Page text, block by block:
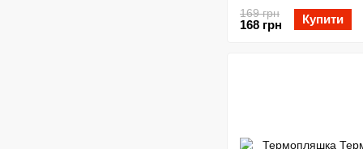
169 грн
168 грн Купити